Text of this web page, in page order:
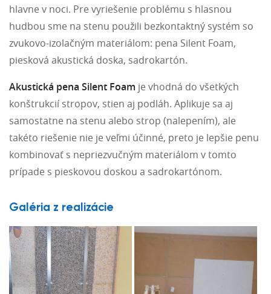
hlavne v noci. Pre vyriešenie problému s hlasnou
hudbou sme na stenu použili bezkontaktný systém so
zvukovo-izolačným materiálom: pena Silent Foam,
piesková akustická doska, sadrokartón.
Akustická pena Silent Foam je vhodná do všetkých
konštrukcií stropov, stien aj podláh. Aplikuje sa aj
samostatne na stenu alebo strop (nalepením), ale
takéto riešenie nie je veľmi účinné, preto je lepšie penu
kombinovať s nepriezvučným materiálom v tomto
prípade s pieskovou doskou a sadrokartónom.
Galéria z realizácie